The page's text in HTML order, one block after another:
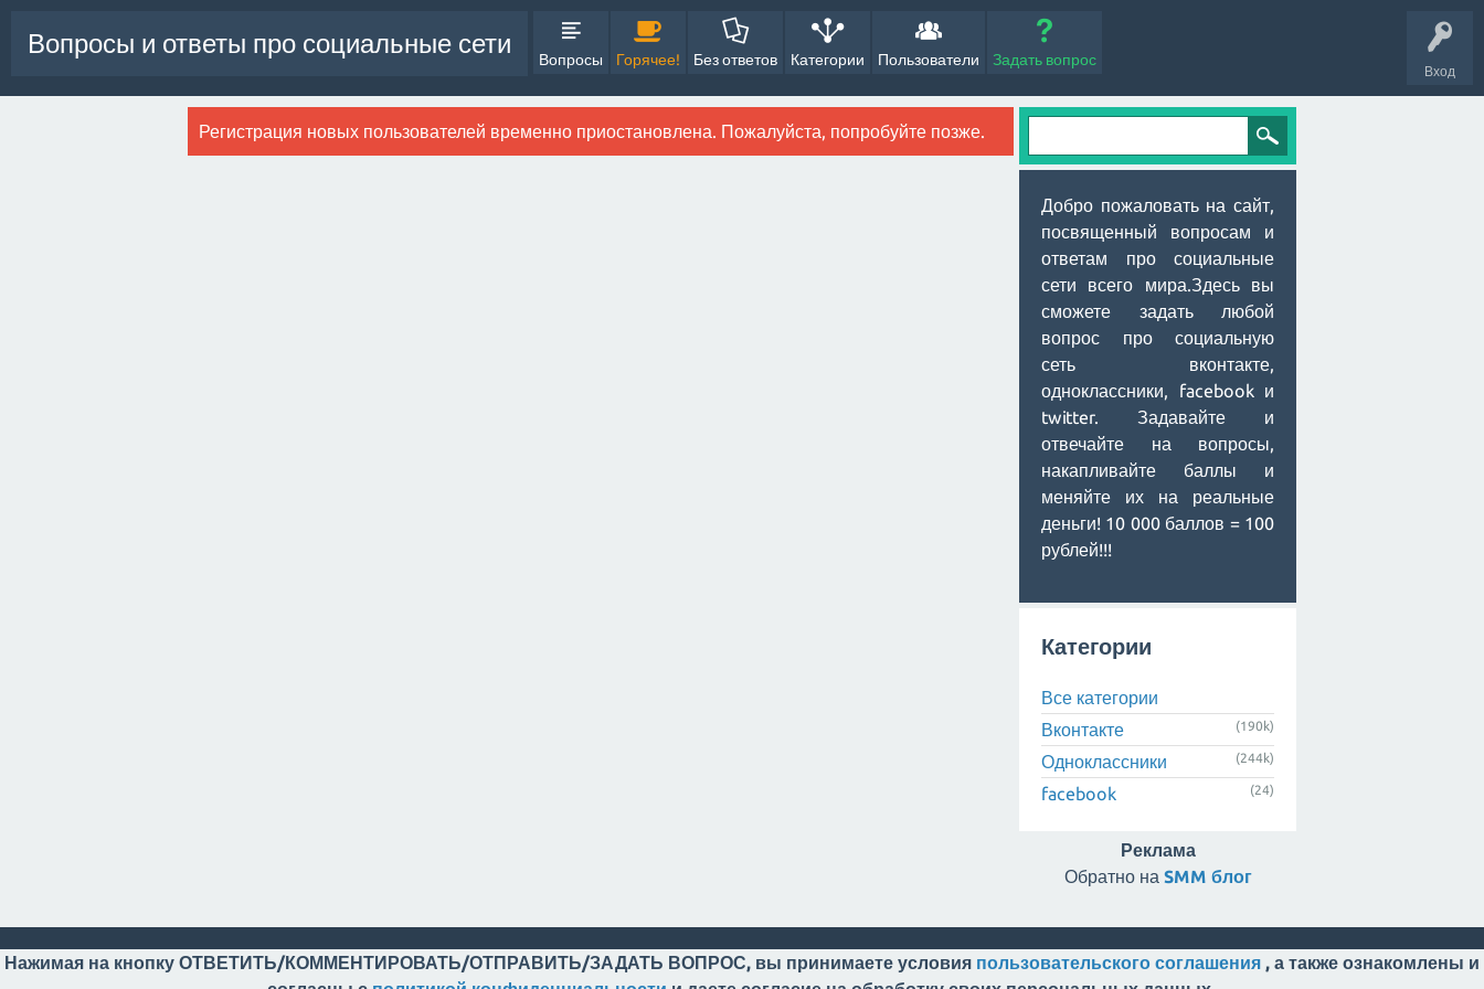
Вход
Вопросы и ответы про социальные сети
Вопросы Горячее! Без ответов Категории Пользователи Задать вопрос
Регистрация новых пользователей временно приостановлена. Пожалуйста, попробуйте позже.
Добро пожаловать на сайт,
посвященный вопросам и
ответам про социальные
сети всего мира.Здесь вы
сможете задать любой
вопрос про социальную
сеть вконтакте,
одноклассники, facebook и
twitter. Задавайте и
отвечайте на вопросы,
накапливайте баллы и
меняйте их на реальные
деньги! 10 000 баллов = 100
рублей!!!
Категории
Все категории
Вконтакте
(190k)
Одноклассники (244k)
facebook (24)
Реклама
Обратно на SMM блог
Нажимая на кнопку ОТВЕТИТЬ/КОММЕНТИРОВАТЬ/ОТПРАВИТЬ/ЗАДАТЬ ВОПРОС, вы принимаете условия пользовательского соглашения , а также ознакомлены и